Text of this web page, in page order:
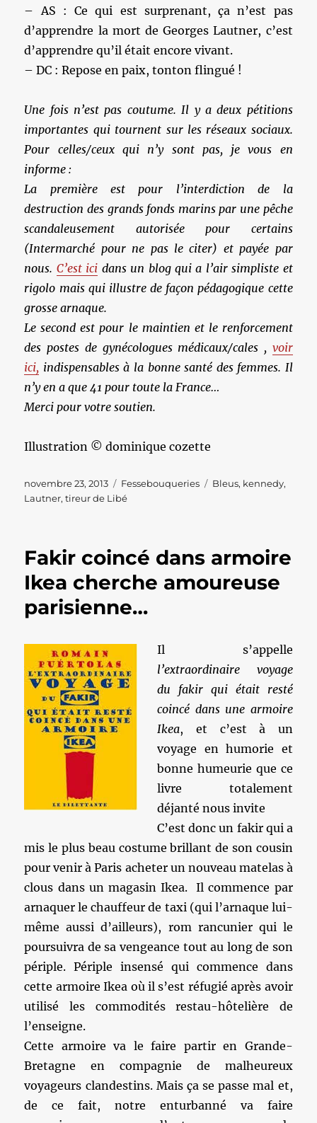
– AS : Ce qui est surprenant, ça n’est pas
d’apprendre la mort de Georges Lautner, c’est
d’apprendre qu’il était encore vivant.
– DC : Repose en paix, tonton flingué !
Une fois n’est pas coutume. Il y a deux pétitions
importantes qui tournent sur les réseaux sociaux.
Pour celles/ceux qui n’y sont pas, je vous en
informe :
La première est pour l’interdiction de la
destruction des grands fonds marins par une pêche
scandaleusement autorisée pour certains
(Intermarché pour ne pas le citer) et payée par
nous. C’est ici dans un blog qui a l’air simpliste et
rigolo mais qui illustre de façon pédagogique cette
grosse arnaque.
Le second est pour le maintien et le renforcement
des postes de gynécologues médicaux/cales , voir
ici, indispensables à la bonne santé des femmes. Il
n’y en a que 41 pour toute la France…
Merci pour votre soutien.
Illustration © dominique cozette
Publié
le
novembre 23, 2013 Catégories
Fessebouqueries Étiquettes
Bleus, kennedy,
Lautner,tireur de Libé
Fakir coincé dans armoire
Ikea cherche amoureuse
parisienne…
Il s’appelle
l’extraordinaire voyage
du fakir qui était resté
coincé dans une armoire
Ikea, et c’est à un
voyage en humorie et
bonne humeurie que ce
livre totalement
déjanté nous invite
C’est donc un fakir qui a
mis le plus beau costume brillant de son cousin
pour venir à Paris acheter un nouveau matelas à
clous dans un magasin Ikea. Il commence par
arnaquer le chauffeur de taxi (qui l’arnaque lui-
même aussi d’ailleurs), rom rancunier qui le
poursuivra de sa vengeance tout au long de son
périple. Périple insensé qui commence dans
cette armoire Ikea où il s’est réfugié après avoir
utilisé les commodités restau-hôtelière de
l’enseigne.
Cette armoire va le faire partir en Grande-
Bretagne en compagnie de malheureux
voyageurs clandestins. Mais ça se passe mal et,
de ce fait, notre enturbanné va faire